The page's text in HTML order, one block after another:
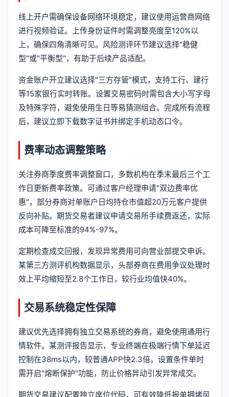
线上开户需确保设备网络环境稳定，建议使用运营商网络
进行视频验证。上传身份证件时需调整亮度至120%以
上，确保四角清晰可见。风险测评环节建议选择"稳健
型"或"平衡型"，有助于后续产品适配。
资金账户开立建议选择"三方存管"模式，支持工行、建行
等15家银行实时转账。设置交易密码时需包含大小写字母
及特殊字符，避免使用生日等易猜测组合。完成所有流程
后，建议立即下载数字证书并绑定手机动态口令。
费率动态调整策略
关注券商季度费率调整窗口，多数机构在季末最后三个工
作日更新费率政策。可通过客户经理申请"双边费率优
惠"，部分券商对单账户日均持仓市值超20万元客户提供
反向补贴。期货交易者建议申请交易所手续费返还，实际
成本可降至标准的94%-97%。
定期检查成交回报，发现异常费用可向营业部提交申诉。
某第三方测评机构数据显示，头部券商在费用争议处理时
效上平均缩短至2.8个工作日，较行业均值快40%。
交易系统稳定性保障
建议优先选择拥有独立交易系统的券商，避免使用通用行
情软件。某测评报告显示，专业终端在极端行情下单延迟
控制在38ms以内，较普通APP快2.3倍。设置条件单时
需开启"熔断保护"功能，防止价格异动引发异常成交。
期货交易建议配置独立席位代码，可有效降低报单拥堵风